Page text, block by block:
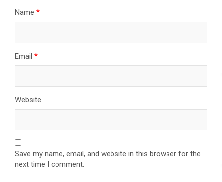
Name *
Email *
Website
Save my name, email, and website in this browser for the
next time I comment.